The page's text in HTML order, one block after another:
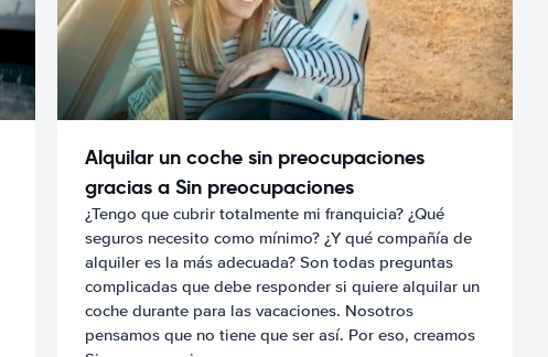
Alquilar un coche sin preocupaciones
gracias a Sin preocupaciones
¿Tengo que cubrir totalmente mi franquicia? ¿Qué
seguros necesito como mínimo? ¿Y qué compañía de
alquiler es la más adecuada? Son todas preguntas
complicadas que debe responder si quiere alquilar un
coche durante para las vacaciones. Nosotros
pensamos que no tiene que ser así. Por eso, creamos